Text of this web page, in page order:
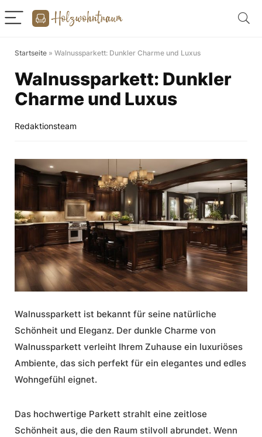
Startseite » Walnussparkett: Dunkler Charme und Luxus
Walnussparkett: Dunkler
Charme und Luxus
Redaktionsteam
Walnussparkett ist bekannt für seine natürliche
Schönheit und Eleganz. Der dunkle Charme von
Walnussparkett verleiht Ihrem Zuhause ein luxuriöses
Ambiente, das sich perfekt für ein elegantes und edles
Wohngefühl eignet.
Das hochwertige Parkett strahlt eine zeitlose
Schönheit aus, die den Raum stilvoll abrundet. Wenn